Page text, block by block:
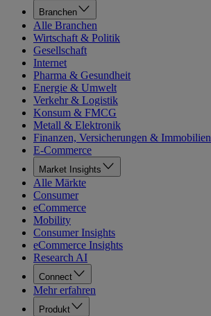
Branchen
Alle Branchen
Wirtschaft & Politik
Gesellschaft
Internet
Pharma & Gesundheit
Energie & Umwelt
Verkehr & Logistik
Konsum & FMCG
Metall & Elektronik
Finanzen, Versicherungen & Immobilien
E-Commerce
Market Insights
Alle Märkte
Consumer
eCommerce
Mobility
Consumer Insights
eCommerce Insights
Research AI
Connect
Mehr erfahren
Produkt